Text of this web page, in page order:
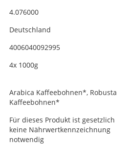
4.076000
Deutschland
4006040092995
4x 1000g
Arabica Kaffeebohnen*, Robusta
Kaffeebohnen*
Für dieses Produkt ist gesetzlich
keine Nährwertkennzeichnung
notwendig